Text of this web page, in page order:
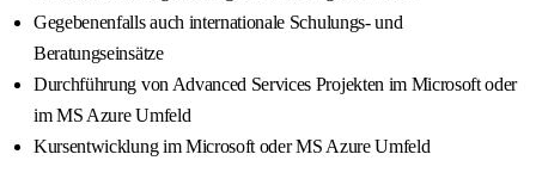
Gegebenenfalls auch internationale Schulungs‑ und
Beratungseinsätze
Durchführung von Advanced Services Projekten im Microsoft oder
im MS Azure Umfeld
Kursentwicklung im Microsoft oder MS Azure Umfeld